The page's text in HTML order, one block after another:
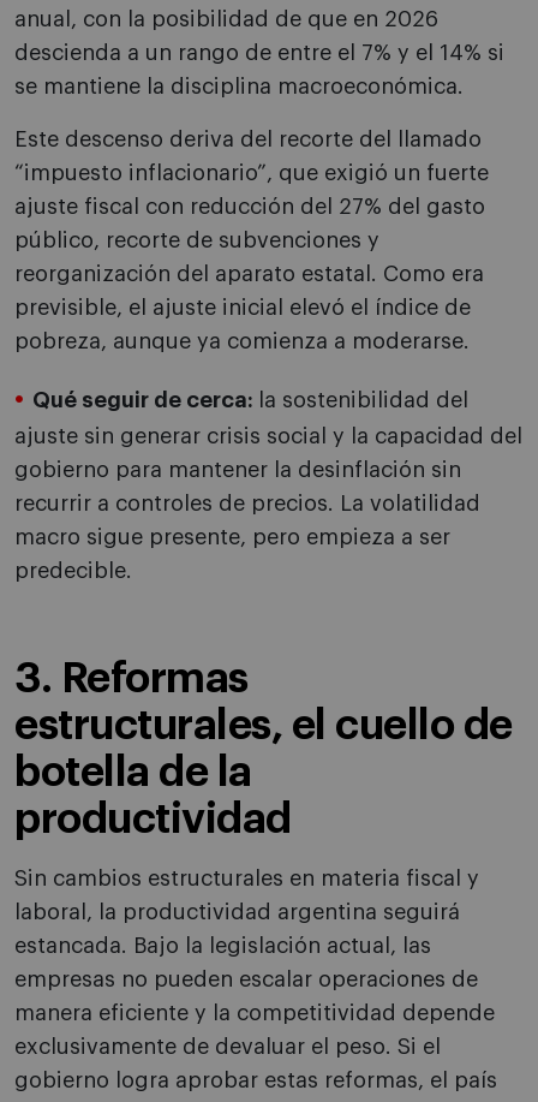
anual, con la posibilidad de que en 2026
descienda a un rango de entre el 7% y el 14% si
se mantiene la disciplina macroeconómica.
Este descenso deriva del recorte del llamado
“impuesto inflacionario”, que exigió un fuerte
ajuste fiscal con reducción del 27% del gasto
público, recorte de subvenciones y
reorganización del aparato estatal. Como era
previsible, el ajuste inicial elevó el índice de
pobreza, aunque ya comienza a moderarse.
Qué seguir de cerca:
la sostenibilidad del
ajuste sin generar crisis social y la capacidad del
gobierno para mantener la desinflación sin
recurrir a controles de precios. La volatilidad
macro sigue presente, pero empieza a ser
predecible.
3. Reformas
estructurales, el cuello de
botella de la
productividad
Sin cambios estructurales en materia fiscal y
laboral, la productividad argentina seguirá
estancada. Bajo la legislación actual, las
empresas no pueden escalar operaciones de
manera eficiente y la competitividad depende
exclusivamente de devaluar el peso. Si el
gobierno logra aprobar estas reformas, el país